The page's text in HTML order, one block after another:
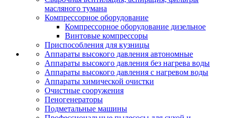
масляного тумана
Компрессорное оборудование
Компрессорное оборудование дизельное
Винтовые компрессоры
Приспособления для кузницы
Аппараты высокого давления автономные
Аппараты высокого давления без нагрева воды
Аппараты высокого давления с нагревом воды
Аппараты химической очистки
Очистные сооружения
Пеногенераторы
Подметальные машины